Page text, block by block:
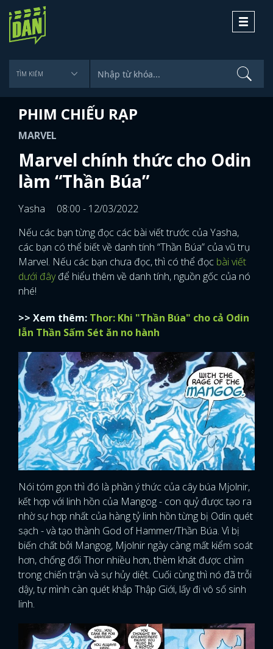
Toggle
PHIM CHIẾU RẠP
MARVEL
Marvel chính thức cho Odin
làm “Thần Búa”
Yasha
08:00 - 12/03/2022
Nếu các bạn từng đọc các bài viết trước của Yasha,
các bạn có thể biết về danh tính “Thần Búa” của vũ trụ
Marvel. Nếu các bạn chưa đọc, thì có thể đọc bài viết
dưới đâyđể hiểu thêm về danh tính, nguồn gốc của nó
nhé!
>> Xem thêm: Thor: Khi "Thần Búa" cho cả Odin
lẫn Thần Sấm Sét ăn no hành
Nói tóm gọn thì đó là phần ý thức của cây búa Mjolnir,
kết hợp với linh hồn của Mangog - con quỷ được tạo ra
nhờ sự hợp nhất của hàng tỷ linh hồn từng bị Odin quét
sạch - và tạo thành God of Hammer/Thần Búa. Vì bị
biến chất bởi Mangog, Mjolnir ngày càng mất kiểm soát
hơn, chống đối Thor nhiều hơn, thèm khát được chìm
trong chiến trận và sự hủy diệt. Cuối cùng thì nó đã trỗi
dậy, tự mình càn quét khắp Thập Giới, lấy đi vô số sinh
linh.